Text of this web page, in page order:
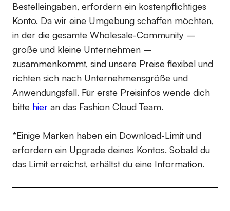
Bestelleingaben, erfordern ein kostenpflichtiges
Konto. Da wir eine Umgebung schaffen möchten,
in der die gesamte Wholesale-Community –
große und kleine Unternehmen –
zusammenkommt, sind unsere Preise flexibel und
richten sich nach Unternehmensgröße und
Anwendungsfall. Für erste Preisinfos wende dich
bitte hier an das Fashion Cloud Team.
*Einige Marken haben ein Download-Limit und
erfordern ein Upgrade deines Kontos. Sobald du
das Limit erreichst, erhältst du eine Information.